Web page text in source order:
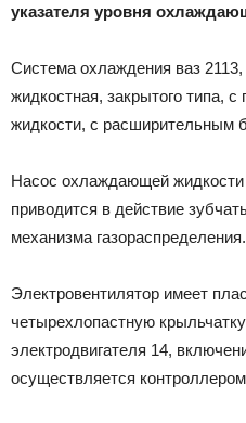
указателя уровня
Система охлаждения ваз 2113,
жидкостная, закрытого типа,
жидкости, с расширительным
Насос охлаждающей жидкости
приводится в действие
механизма газораспределения.
Электровентилятор имеет
четырехлопастную
электродвигателя 14,
осуществляется